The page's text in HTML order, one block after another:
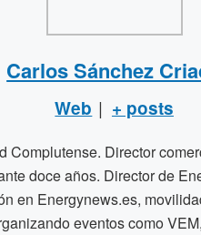
Carlos Sánchez
Web | + posts
Complutense. Director
doce años. Director de
en Energynews.es,
eventos como